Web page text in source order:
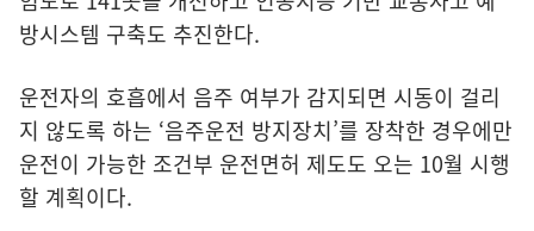
방시스템 구축도 추진한다.
운전자의 호흡에서 음주 여부가 감지되면 시동이 걸리
지 않도록 하는 ‘음주운전 방지장치’를 장착한 경우에만
운전이 가능한 조건부 운전면허 제도도 오는 10월 시행
할 계획이다.